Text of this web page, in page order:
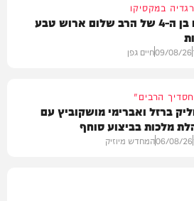
במקסיקו
נכדו בן ה-4 של הרב שלום ארוש טבע
09/08/26חיים גפן
הרבים"
ברזל ואברימי מושקוביץ עם
מלכות בביצוע סוחף
06/08/26המחדש מיוזיק